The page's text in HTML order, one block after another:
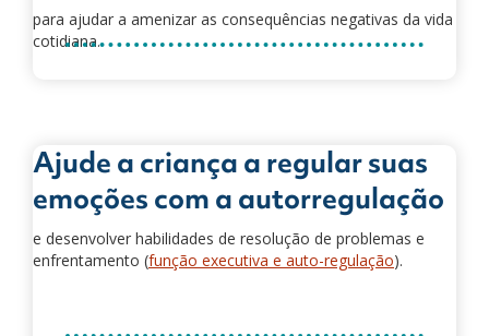
para ajudar a amenizar as consequências negativas da vida
cotidiana.
Ajude a criança a regular suas
emoções com a autorregulação
e desenvolver habilidades de resolução de problemas e
enfrentamento (função executiva e auto-regulação).